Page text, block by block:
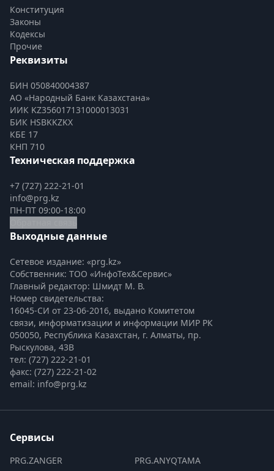
Конституция
Законы
Кодексы
Прочие
Реквизиты
БИН 050840004387
АО «Народный Банк Казахстана»
ИИК KZ356017131000013031
БИК HSBKKZKX
КБЕ 17
КНП 710
Техническая поддержка
+7 (727) 222-21-01
info@prg.kz
ПН-ПТ 09:00-18:00
Выходные данные
Сетевое издание: «prg.kz»
Собственник: ТОО «ИнфоТех&Сервис»
Главный редактор: Шмидт М. В.
Номер свидетельства:
16045-СИ от 23-06-2016, выдано Комитетом
связи, информатизации и информации МИР РК
050050, Республика Казахстан, г. Алматы, пр.
Рыскулова, 43В
тел: (727) 222-21-01
факс: (727) 222-21-02
email: info@prg.kz
Сервисы
PRG.ZANGER
PRG.ANYQTAMA